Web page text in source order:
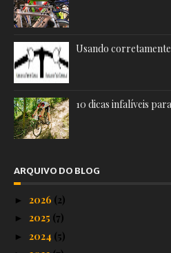
Usando
10 dicas infalíveis
ARQUIVO DO BLOG
► 2026 (2)
► 2025 (7)
► 2024 (5)